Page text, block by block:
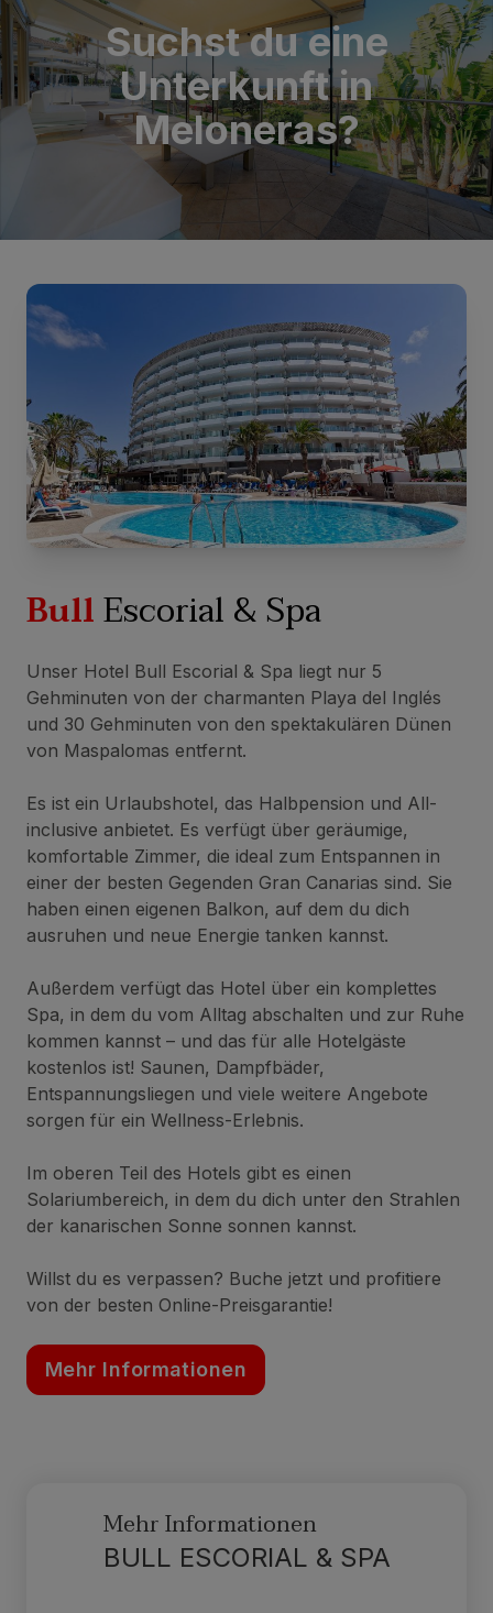
Suchst du eine
Unterkunft in
Meloneras?
BullEscorial & Spa
Unser Hotel Bull Escorial & Spa liegt nur 5
Gehminuten von der charmanten Playa del Inglés
und 30 Gehminuten von den spektakulären Dünen
von Maspalomas entfernt.
Es ist ein Urlaubshotel, das Halbpension und All-
inclusive anbietet. Es verfügt über geräumige,
komfortable Zimmer, die ideal zum Entspannen in
einer der besten Gegenden Gran Canarias sind. Sie
haben einen eigenen Balkon, auf dem du dich
ausruhen und neue Energie tanken kannst.
Außerdem verfügt das Hotel über ein komplettes
Spa, in dem du vom Alltag abschalten und zur Ruhe
kommen kannst – und das für alle Hotelgäste
kostenlos ist! Saunen, Dampfbäder,
Entspannungsliegen und viele weitere Angebote
sorgen für ein Wellness-Erlebnis.
Im oberen Teil des Hotels gibt es einen
Solariumbereich, in dem du dich unter den Strahlen
der kanarischen Sonne sonnen kannst.
Willst du es verpassen? Buche jetzt und profitiere
von der besten Online-Preisgarantie!
Mehr Informationen
Mehr Informationen
BULL ESCORIAL & SPA